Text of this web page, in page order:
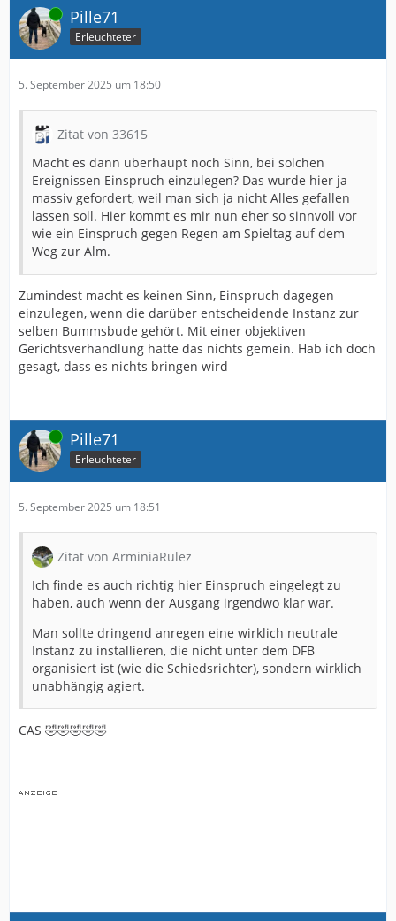
Online Pille71
Erleuchteter
5. September 2025 um 18:50
Zitat von 33615
Macht es dann überhaupt noch Sinn, bei solchen
Ereignissen Einspruch einzulegen? Das wurde hier ja
massiv gefordert, weil man sich ja nicht Alles gefallen
lassen soll. Hier kommt es mir nun eher so sinnvoll vor
wie ein Einspruch gegen Regen am Spieltag auf dem
Weg zur Alm.
Zumindest macht es keinen Sinn, Einspruch dagegen
einzulegen, wenn die darüber entscheidende Instanz zur
selben Bummsbude gehört. Mit einer objektiven
Gerichtsverhandlung hatte das nichts gemein. Hab ich doch
gesagt, dass es nichts bringen wird
Online Pille71
Erleuchteter
5. September 2025 um 18:51
Zitat von ArminiaRulez
Ich finde es auch richtig hier Einspruch eingelegt zu
haben, auch wenn der Ausgang irgendwo klar war.
Man sollte dringend anregen eine wirklich neutrale
Instanz zu installieren, die nicht unter dem DFB
organisiert ist (wie die Schiedsrichter), sondern wirklich
unabhängig agiert.
CAS 🤣🤣🤣🤣🤣